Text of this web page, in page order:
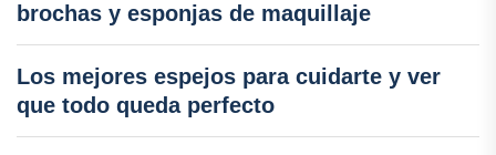
brochas y esponjas de maquillaje
Los mejores espejos para cuidarte y ver
que todo queda perfecto